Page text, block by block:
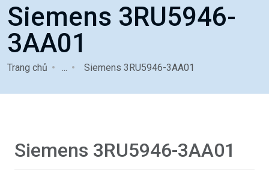
Siemens 3RU5946-
3AA01
Trang chủ Siemens 3RU5946-3AA01
Siemens 3RU5946-3AA01